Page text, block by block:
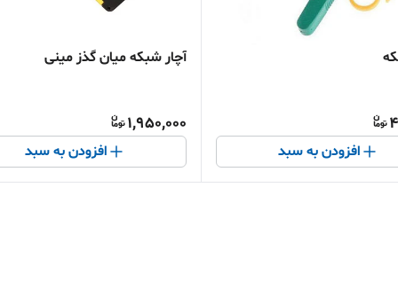
افزودن به سبد
آچار شبکه میان گذز مینی
1,950,000
افزودن به سبد